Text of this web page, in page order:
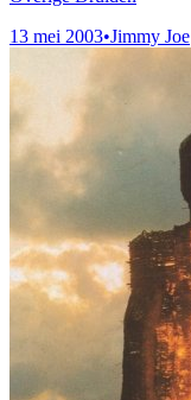
13 mei 2003•Jimmy Joe